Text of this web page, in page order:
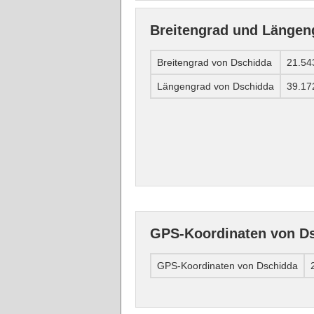
Breitengrad und
Breitengrad von Dschidda
Längengrad von Dschidda
GPS-Koordinaten von
GPS-Koordinaten von Dschidda